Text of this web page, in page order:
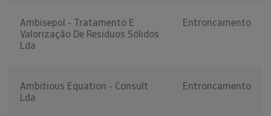
Ambisepol - Tratamento E
Valorização De Residuos Sólidos
Lda
Entroncamento
Ambitious Equation - Consult
Lda
Entroncamento